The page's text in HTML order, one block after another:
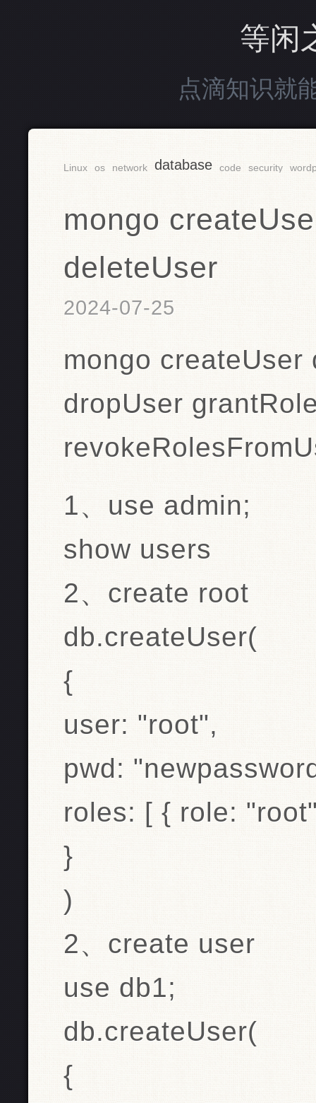
等闲
点滴知识就
Linux os network database code security
mongo
deleteUser
2024-07-25
mongo createUser
dropUser
1、use admin;
show users
2、create root
db.createUser(
{
user: "root",
pwd:
roles: [ { role:
}
)
2、create user
use db1;
db.createUser(
{